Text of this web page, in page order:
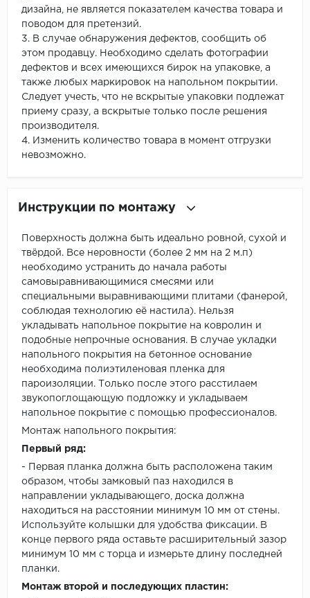
дизайна, не является показателем качества товара и
поводом для претензий.
3. В случае обнаружения дефектов, сообщить об
этом продавцу. Необходимо сделать фотографии
дефектов и всех имеющихся бирок на упаковке, а
также любых маркировок на напольном покрытии.
Следует учесть, что не вскрытые упаковки подлежат
приему сразу, а вскрытые только после решения
производителя.
4. Изменить количество товара в момент отгрузки
невозможно.
Инструкции по монтажу
Поверхность должна быть идеально ровной, сухой и
твёрдой. Все неровности (более 2 мм на 2 м.п)
необходимо устранить до начала работы
самовыравнивающимися смесями или
специальными выравнивающими плитами (фанерой,
соблюдая технологию её настила). Нельзя
укладывать напольное покрытие на ковролин и
подобные непрочные основания. В случае укладки
напольного покрытия на бетонное основание
необходима полиэтиленовая пленка для
пароизоляции. Только после этого расстилаем
звукопоглощающую подложку и укладываем
напольное покрытие с помощью профессионалов.
Монтаж напольного покрытия:
Первый ряд:
- Первая планка должна быть расположена таким
образом, чтобы замковый паз находился в
направлении укладывающего, доска должна
находиться на расстоянии минимум 10 мм от стены.
Используйте колышки для удобства фиксации. В
конце первого ряда оставьте расширительный зазор
минимум 10 мм с торца и измерьте длину последней
планки.
Монтаж второй и последующих пластин: